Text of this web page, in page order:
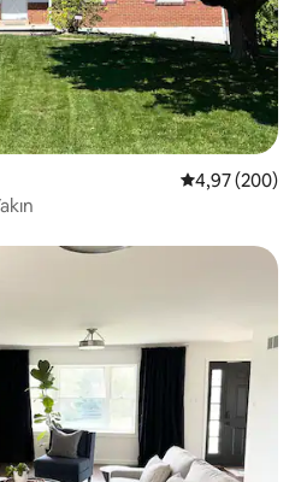
5 üzerinden
4,97 (200)
beğenilenler arasında